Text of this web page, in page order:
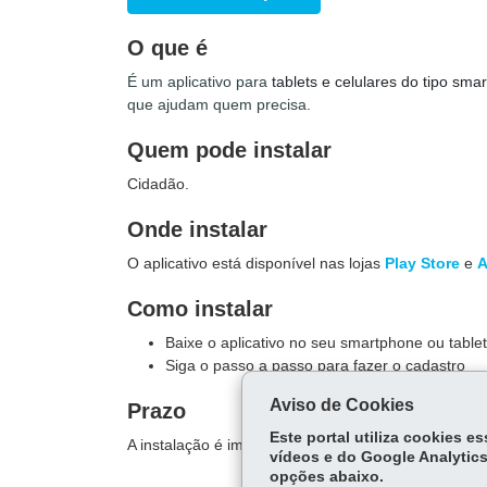
O que é
É um aplicativo para tablets e celulares do tipo
que ajudam quem precisa.
Quem pode instalar
Cidadão.
Onde instalar
O aplicativo está disponível nas lojas Play Store e
Como instalar
Baixe o aplicativo no seu smartphone ou tablet
Siga o passo a passo para fazer o cadastro
Prazo
A instalação é imediata.
Aviso de Cookies
Este portal utiliza cookies
vídeos e do Google
opções abaixo.